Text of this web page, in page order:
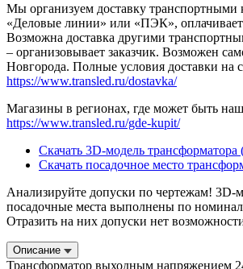
Мы организуем доставку транспортными
«Деловые линии» или «ПЭК», оплачивает
Возможна доставка другими
– организовывает заказчик. Возможен
Новгорода. Полные условия доставки на
https://www.transled.ru/dostavka/
Магазины в регионах, где может быть
https://www.transled.ru/gde-kupit/
Скачать 3D-модель трансформатора
Скачать посадочное место
Анализируйте допуски по чертежам! 3D-
посадочные места выполнены по
Отразить на них допуски нет
Описание
Трансформатор выходным напряжением